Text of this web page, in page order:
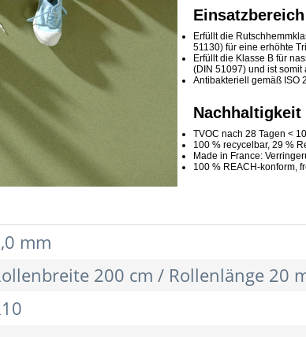
Einsatzbereich
Erfüllt die
51130) für eine erhöhte
Erfüllt die Klasse B für
(DIN 51097) und ist
Antibakteriell gemäß ISO
Nachhaltigkeit
TVOC nach 28 Tagen <
100 % recycelbar, 29 %
Made in France:
100 % REACH-konform,
mm
200 cm / Rollenlänge 20